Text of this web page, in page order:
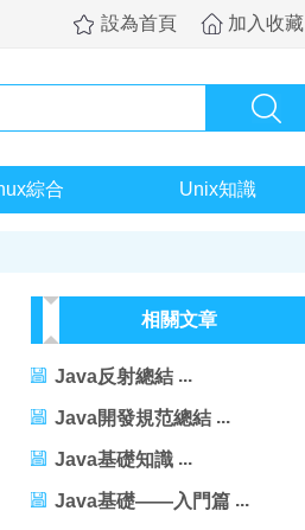
設為首頁 加入收藏
綜合 Unix知識
相關文章
Java反射總結
Java開發規范總結
Java基礎知識
Java基礎——入門篇